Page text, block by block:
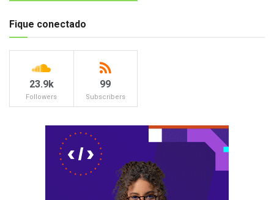
Fique conectado
23.9k
Followers
99
Subscribers